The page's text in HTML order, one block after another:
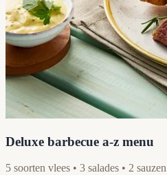
Deluxe barbecue a-z menu
5 soorten vlees • 3 salades • 2 sauzen